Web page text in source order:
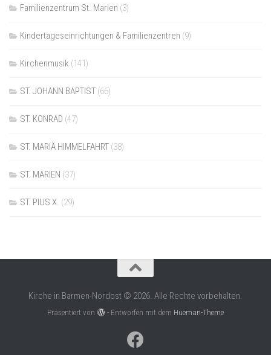
Familienzentrum St. Marien (3)
Kindertageseinrichtungen & Familienzentren (9)
Kirchenmusik (141)
ST. JOHANN BAPTIST (66)
ST. KONRAD (47)
ST. MARIÄ HIMMELFAHRT (38)
ST. MARIEN (37)
ST. PIUS X. (29)
Kirche in Barmen-Nordost © 2026. Alle Rechte vorbehalten.
Präsentiert von - Entworfen mit dem Hueman-Theme